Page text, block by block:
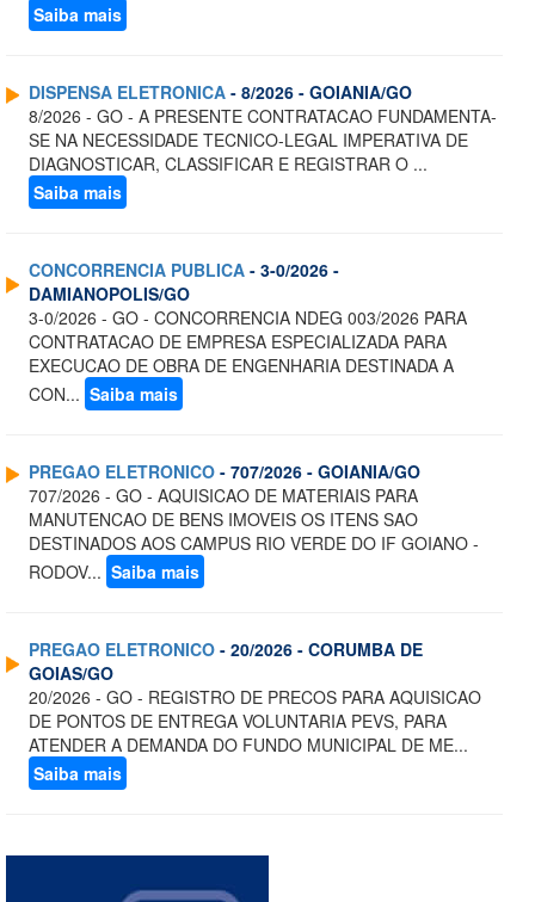
Saiba mais
DISPENSA ELETRONICA - 8/2026 - GOIANIA/GO
8/2026 - GO - A PRESENTE CONTRATACAO FUNDAMENTA-
SE NA NECESSIDADE TECNICO-LEGAL IMPERATIVA DE
DIAGNOSTICAR, CLASSIFICAR E REGISTRAR O ...
Saiba mais
CONCORRENCIA PUBLICA - 3-0/2026 -
DAMIANOPOLIS/GO
3-0/2026 - GO - CONCORRENCIA NDEG 003/2026 PARA
CONTRATACAO DE EMPRESA ESPECIALIZADA PARA
EXECUCAO DE OBRA DE ENGENHARIA DESTINADA A
CON... Saiba mais
PREGAO ELETRONICO - 707/2026 - GOIANIA/GO
707/2026 - GO - AQUISICAO DE MATERIAIS PARA
MANUTENCAO DE BENS IMOVEIS OS ITENS SAO
DESTINADOS AOS CAMPUS RIO VERDE DO IF GOIANO -
RODOV... Saiba mais
PREGAO ELETRONICO - 20/2026 - CORUMBA DE
GOIAS/GO
20/2026 - GO - REGISTRO DE PRECOS PARA AQUISICAO
DE PONTOS DE ENTREGA VOLUNTARIA PEVS, PARA
ATENDER A DEMANDA DO FUNDO MUNICIPAL DE ME...
Saiba mais